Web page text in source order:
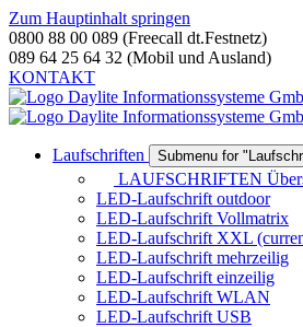
Zum Hauptinhalt springen
0800 88 00 089 (Freecall dt.Festnetz)
089 64 25 64 32 (Mobil und Ausland)
KONTAKT
Laufschriften Submenu for
LAUFSCHRIFTEN
LED-Laufschrift outdoor
LED-Laufschrift Vollmatrix
LED-Laufschrift XXL
LED-Laufschrift mehrzeilig
LED-Laufschrift einzeilig
LED-Laufschrift WLAN
LED-Laufschrift USB